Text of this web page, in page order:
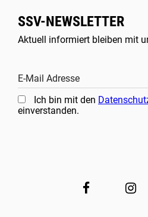
SSV-NEWSLETTER
Aktuell informiert bleiben mit
E-Mail Adresse
Ich bin mit den
einverstanden.